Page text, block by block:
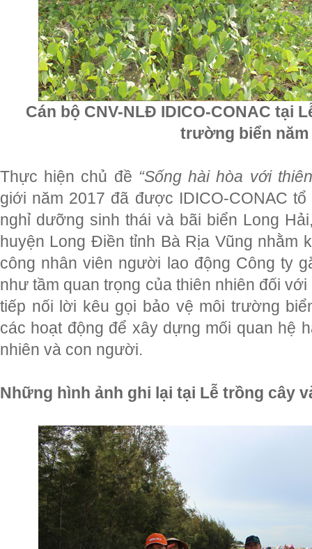
Cán bộ CNV-NLĐ IDICO-CONAC tại
trường biển năm
Thực hiện chủ đề “Sống hài hòa với
giới năm 2017 đã được IDICO-CONAC
nghỉ dưỡng sinh thái và bãi biển Long
huyện Long Điền tỉnh Bà Rịa Vũng nhằm
công nhân viên người lao động Công ty
như tầm quan trọng của thiên nhiên đối
tiếp nối lời kêu gọi bảo vệ môi trường
các hoạt động để xây dựng mối quan hệ
nhiên và con người.
Những hình ảnh ghi lại tại Lễ trồng cây